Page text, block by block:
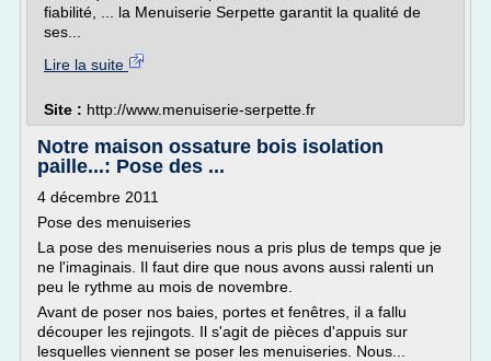
fiabilité, ... la Menuiserie Serpette garantit la qualité de
ses...
Lire la suite
Site : http://www.menuiserie-serpette.fr
Notre maison ossature bois isolation
paille...: Pose des ...
4 décembre 2011
Pose des menuiseries
La pose des menuiseries nous a pris plus de temps que je
ne l'imaginais. Il faut dire que nous avons aussi ralenti un
peu le rythme au mois de novembre.
Avant de poser nos baies, portes et fenêtres, il a fallu
découper les rejingots. Il s'agit de pièces d'appuis sur
lesquelles viennent se poser les menuiseries. Nous...